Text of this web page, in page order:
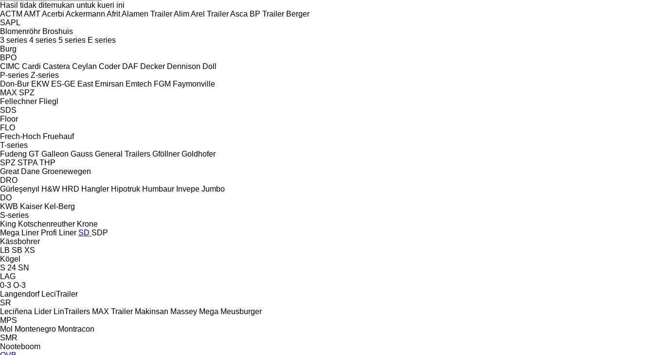
Hasil tidak ditemukan untuk kueri ini
ACTM AMTAcerbi Ackermann AfritAlamen TrailerAlimArel TrailerAsca BP Trailer Berger
SAPL
Blomenröhr Broshuis
3 series 4 series 5 series E series
Burg
BPO
CIMC Cardi Castera Ceylan Coder DAF Decker Dennison Doll
P-series Z-series
Don-Bur EKW ES-GE East Emirsan Emtech FGM Faymonville
MAX SPZ
Fellechner Fliegl
SDS
Floor
FLO
Frech-Hoch Fruehauf
T-series
Fudeng GT Galleon Gauss General Trailers Gföllner Goldhofer
SPZ STPA THP
Great Dane Groenewegen
DRO
Gürleşenyıl
H&W HRD Hangler Hipotruk Humbaur Invepe Jumbo
DO
KWB Kaiser Kel-Berg
S-series
King Kotschenreuther Krone
Mega Liner Profi Liner SD SDP
Kässbohrer
LB SB XS
Kögel
S 24 SN
LAG
0-3 O-3
Langendorf LeciTrailer
SR
Leciñena Lider LinTrailers MAX Trailer Makinsan Massey Mega Meusburger
MPS
Mol Montenegro Montracon
SMR
Nooteboom